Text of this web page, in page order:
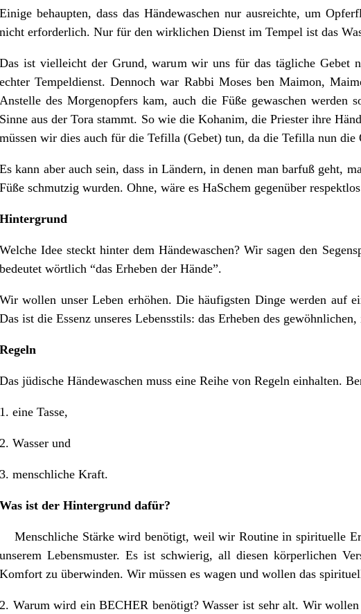
Einige behaupten, dass das Händewaschen nur ausreichte, um
nicht erforderlich. Nur für den wirklichen Dienst im Tempel ist das
Das ist vielleicht der Grund, warum wir uns für das tägliche Gebet
echter Tempeldienst. Dennoch war Rabbi Moses ben Maimon,
Anstelle des Morgenopfers kam, auch die Füße gewaschen werden
Sinne aus der Tora stammt. So wie die Kohanim, die Priester ihre
müssen wir dies auch für die Tefilla (Gebet) tun, da die Tefilla nun die
Es kann aber auch sein, dass in Ländern, in denen man barfuß geht,
Füße schmutzig wurden. Ohne, wäre es HaSchem gegenüber
Hintergrund
Welche Idee steckt hinter dem Händewaschen? Wir sagen den
bedeutet wörtlich “das Erheben der Hände”.
Wir wollen unser Leben erhöhen. Die häufigsten Dinge werden auf
Das ist die Essenz unseres Lebensstils: das Erheben des
Regeln
Das jüdische Händewaschen muss eine Reihe von Regeln einhalten.
1. eine Tasse,
2. Wasser und
3. menschliche Kraft.
Was ist der Hintergrund dafür?
Menschliche Stärke wird benötigt, weil wir Routine in spirituelle
unserem Lebensmuster. Es ist schwierig, all diesen körperlichen
Komfort zu überwinden. Wir müssen es wagen und wollen das
2. Warum wird ein BECHER benötigt? Wasser ist sehr alt. Wir